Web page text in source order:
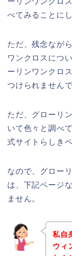
べてみることにし
ただ、残念なが
ワンクロスにつ
ーリンワンクロ
つけられませんで
ただ、グローリ
いて色々と調べ
式サイトらしき
なので、グロー
は、下記ページ
ません。
私自
ウィ